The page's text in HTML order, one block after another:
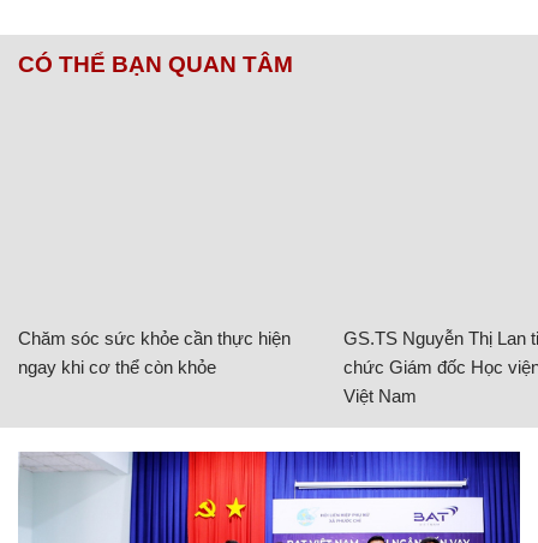
CÓ THỂ BẠN QUAN TÂM
Chăm sóc sức khỏe cần thực hiện
ngay khi cơ thể còn khỏe
GS.TS Nguyễn Thị Lan
chức Giám đốc Học
Việt Nam